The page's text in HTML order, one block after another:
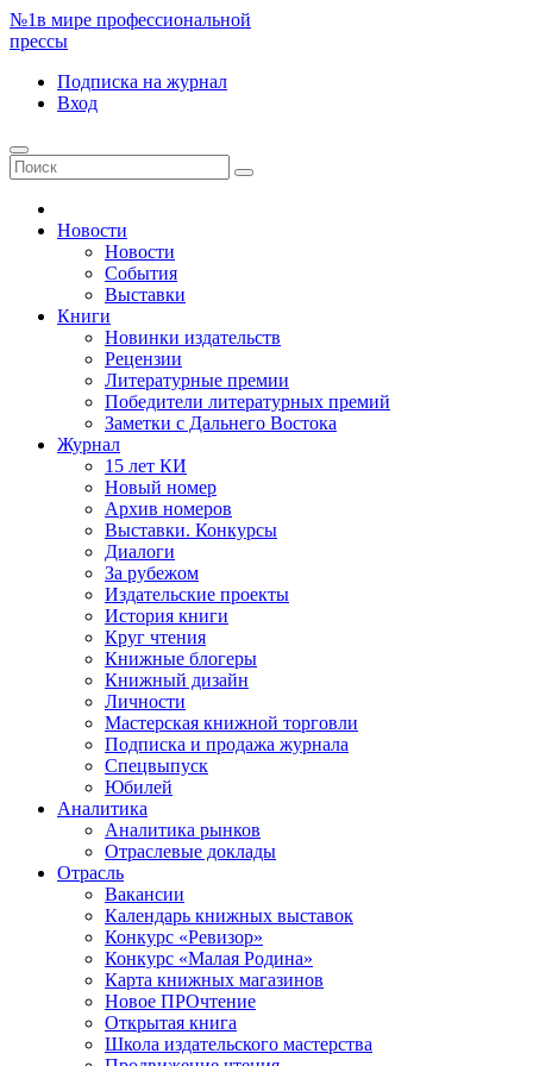
№1в мире профессиональной
прессы
Подписка на журнал
Вход
Новости
Новости
События
Выставки
Книги
Новинки издательств
Рецензии
Литературные премии
Победители литературных премий
Заметки с Дальнего Востока
Журнал
15 лет КИ
Новый номер
Архив номеров
Выставки. Конкурсы
Диалоги
За рубежом
Издательские проекты
История книги
Круг чтения
Книжные блогеры
Книжный дизайн
Личности
Мастерская книжной торговли
Подписка и продажа журнала
Спецвыпуск
Юбилей
Аналитика
Аналитика рынков
Отраслевые доклады
Отрасль
Вакансии
Календарь книжных выставок
Конкурс «Ревизор»
Конкурс «Малая Родина»
Карта книжных магазинов
Новое ПРОчтение
Открытая книга
Школа издательского мастерства